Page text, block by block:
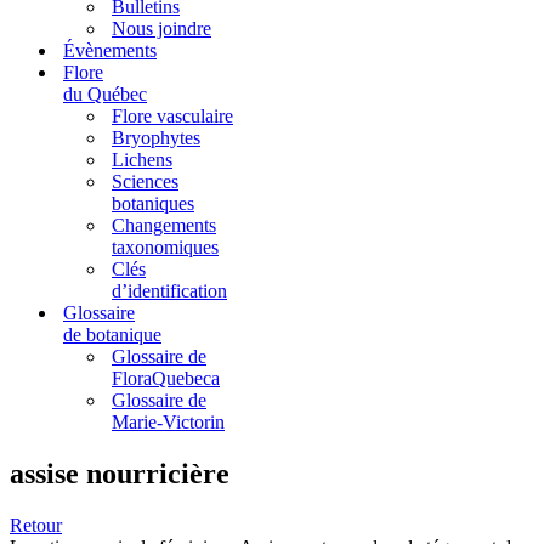
Bulletins
Nous joindre
Évènements
Flore
du Québec
Flore vasculaire
Bryophytes
Lichens
Sciences
botaniques
Changements
taxonomiques
Clés
d’identification
Glossaire
de botanique
Glossaire de
FloraQuebeca
Glossaire de
Marie-Victorin
assise nourricière
Retour